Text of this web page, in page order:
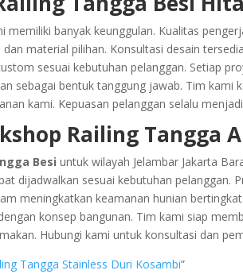
memiliki banyak keunggulan. Kualitas
material pilihan. Konsultasi desain
sesuai kebutuhan pelanggan. Setiap
sebagai bentuk tanggung jawab. Tim kami
kami. Kepuasan pelanggan selalu
Railing Tangga
Besiuntuk wilayah Jelambar Jakarta
dijadwalkan sesuai kebutuhan pelanggan.
meningkatkan keamanan hunian
konsep bangunan. Tim kami siap
Hubungi kami untuk konsultasi dan
Tangga Stainless Duri Kosambi”